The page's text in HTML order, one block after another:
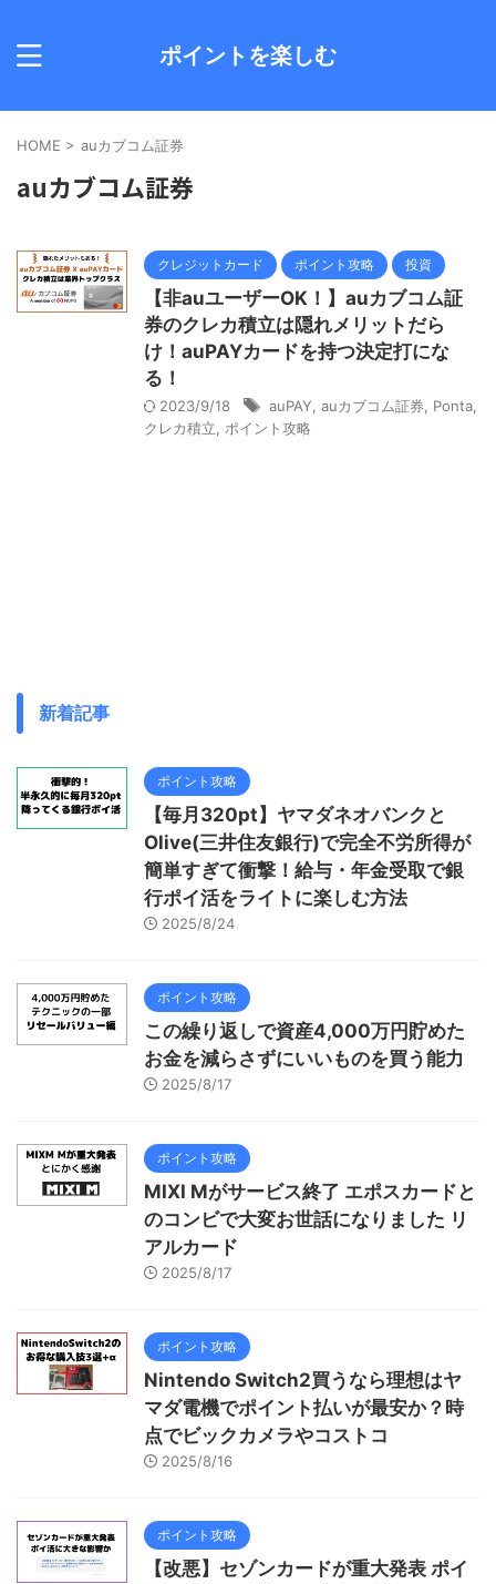
ポイントを楽しむ
HOME > auカブコム証券
auカブコム証券
クレジットカード ポイント攻略 投資
【非auユーザーOK！】auカブコム証
券のクレカ積立は隠れメリットだら
け！auPAYカードを持つ決定打にな
る！
2023/9/18 auPAY auカブコム証券 Ponta
クレカ積立
ポイント攻略
新着記事
ポイント攻略
【毎月320pt】ヤマダネオバンクと
Olive(三井住友銀行)で完全不労所得が
簡単すぎて衝撃！給与・年金受取で銀
行ポイ活をライトに楽しむ方法
2025/8/24
ポイント攻略
この繰り返しで資産4,000万円貯めた
お金を減らさずにいいものを買う能力
2025/8/17
ポイント攻略
MIXI Mがサービス終了 エポスカードと
のコンビで大変お世話になりました リ
アルカード
2025/8/17
ポイント攻略
Nintendo Switch2買うなら理想はヤ
マダ電機でポイント払いが最安か？時
点でビックカメラやコストコ
2025/8/16
ポイント攻略
【改悪】セゾンカードが重大発表 ポイ